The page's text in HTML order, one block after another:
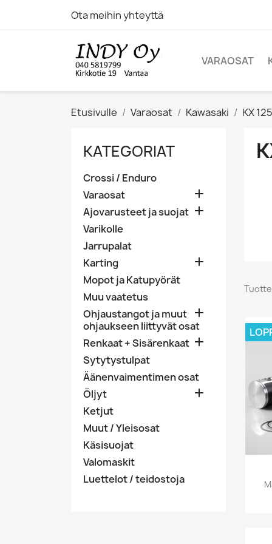
Ota meihin yhteyttä
VARAOSAT
Etusivulle Varaosat Kawasaki KX
KATEGORIAT
Crossi / Enduro
Varaosat

Ajovarusteet ja suojat 
Varikolle
Jarrupalat
Karting

Mopot ja Katupyörät
Muu vaatetus
Ohjaustangot ja muut
ohjaukseen liittyvät osat

Renkaat + Sisärenkaat 
Sytytystulpat
Äänenvaimentimen osat
Öljyt

Ketjut
Muut / Yleisosat
Käsisuojat
Valomaskit
Luettelot / teidostoja